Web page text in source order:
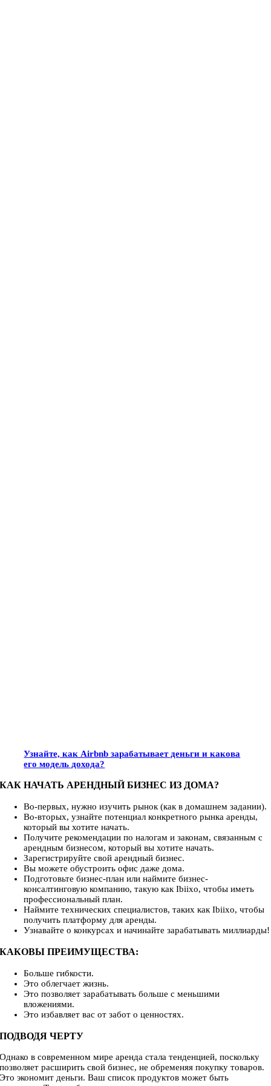
Узнайте, как Airbnb зарабатывает деньги и какова
его модель дохода?
КАК НАЧАТЬ АРЕНДНЫЙ БИЗНЕС ИЗ ДОМА?
Во-первых, нужно изучить рынок (как в домашнем задании).
Во-вторых, узнайте потенциал конкретного рынка аренды,
который вы хотите начать.
Получите рекомендации по налогам и законам, связанным с
арендным бизнесом, который вы хотите начать.
Зарегистрируйте свой арендный бизнес.
Вы можете обустроить офис даже дома.
Подготовьте бизнес-план или наймите бизнес-
консалтинговую компанию, такую как Ibiixo, чтобы иметь
профессиональный план.
Наймите технических специалистов, таких как Ibiixo, чтобы
получить платформу для аренды.
Узнавайте о конкурсах и начинайте зарабатывать миллиарды!
КАКОВЫ ПРЕИМУЩЕСТВА:
Больше гибкости.
Это облегчает жизнь.
Это позволяет зарабатывать больше с меньшими
вложениями.
Это избавляет вас от забот о ценностях.
ПОДВОДЯ ЧЕРТУ
Однако в современном мире аренда стала тенденцией, поскольку
позволяет расширить свой бизнес, не обременяя покупку товаров.
Это экономит деньги. Ваш список продуктов может быть